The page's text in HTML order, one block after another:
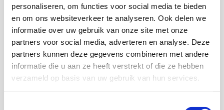
personaliseren, om functies voor social media te bieden
en om ons websiteverkeer te analyseren. Ook delen we
informatie over uw gebruik van onze site met onze
partners voor social media, adverteren en analyse. Deze
partners kunnen deze gegevens combineren met andere
informatie die u aan ze heeft verstrekt of die ze hebben
verzameld op basis van uw gebruik van hun services.
Onderzoekers
Marjan de Gruijter